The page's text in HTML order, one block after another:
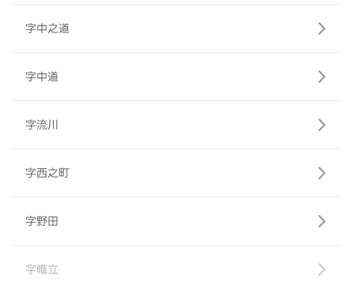
字中之道
字中道
字流川
字西之町
字野田
字幟立